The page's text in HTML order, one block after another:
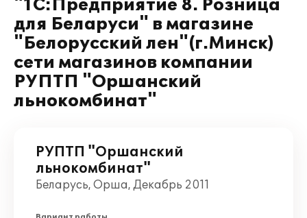
"1С:Предприятие 8. Розница
для Беларуси" в магазине
"Белорусский лен"(г.Минск)
сети магазинов компании
РУПТП "Оршанский
льнокомбинат"
РУПТП "Оршанский
льнокомбинат"
Беларусь, Орша, Декабрь 2011